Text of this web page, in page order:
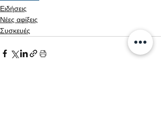
Ειδήσεις
Νέες αφίξεις
Συσκευές